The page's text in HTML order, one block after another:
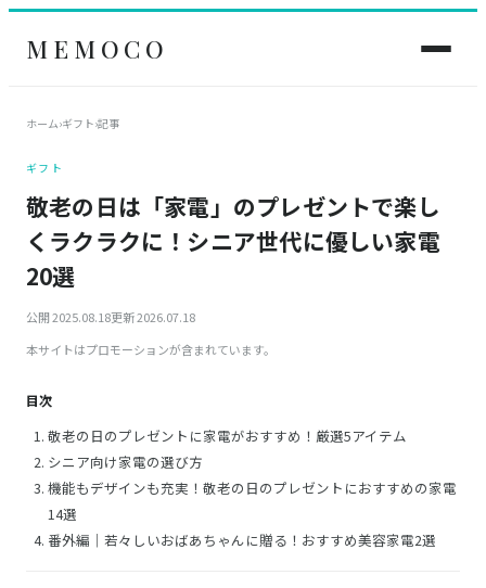
MEMOCO
ホーム›ギフト›記事
ギフト
敬老の日は「家電」のプレゼントで楽し
くラクラクに！シニア世代に優しい家電
20選
公開 2025.08.18更新 2026.07.18
本サイトはプロモーションが含まれています。
目次
敬老の日のプレゼントに家電がおすすめ！厳選5アイテム
シニア向け家電の選び方
機能もデザインも充実！敬老の日のプレゼントにおすすめの家電
14選
番外編｜若々しいおばあちゃんに贈る！おすすめ美容家電2選